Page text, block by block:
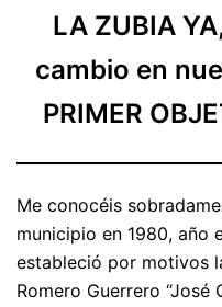
LA ZUBIA
cambio en
PRIMER
Me conocéis
municipio en 1980, año
estableció por motivos
Romero Guerrero “José